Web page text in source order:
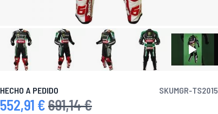
HECHO A PEDIDO SKUMGR-TS2015
Precio especial
552,91 € Precio habitual
691,14 €